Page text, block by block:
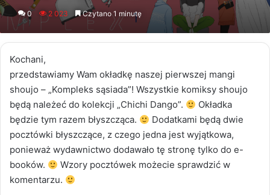
an
email
0 2 023 Czytano 1 minutę
Kochani,
przedstawiamy Wam okładkę naszej pierwszej mangi
shoujo – „Kompleks sąsiada”! Wszystkie komiksy shoujo
będą należeć do kolekcji „Chichi Dango”.
Okładka
będzie tym razem błyszcząca.
Dodatkami będą dwie
pocztówki błyszczące, z czego jedna jest wyjątkowa,
ponieważ wydawnictwo dodawało tę stronę tylko do e-
booków.
Wzory pocztówek możecie sprawdzić w
komentarzu.